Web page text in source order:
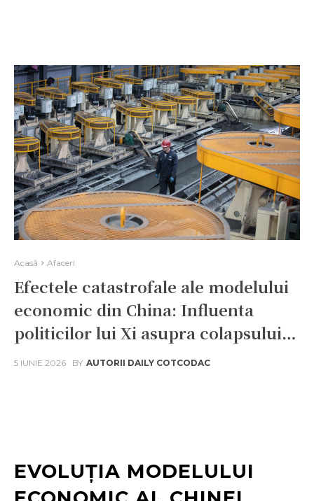
Acasă Afaceri
Efectele catastrofale ale modelului
economic din China: Influenta
politicilor lui Xi asupra colapsului…
5 IUNIE 2026 BY AUTORII DAILY COTCODAC
EVOLUȚIA MODELULUI